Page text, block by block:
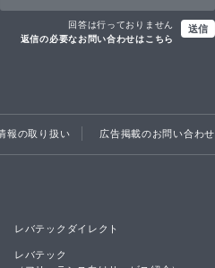
回答は行っておりません
返信の必要なお問い合わせはこちら
送信
報の取り扱い 広告掲載のお問い合わせ
レバテックダイレクト
レバテック